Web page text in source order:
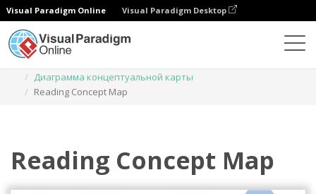
Visual Paradigm Online Visual Paradigm Desktop
Диаграмма концептуальной карты
Reading Concept Map
Reading Concept Map